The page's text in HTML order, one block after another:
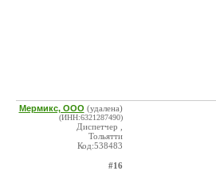
Мермикс, ООО (удалена)
(ИНН:6321287490)
Диспетчер ,
Тольятти
Код:538483
#16